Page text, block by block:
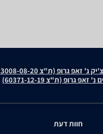
גרופ (ת"צ 23008-08-20)
גרופ (ת"צ 60371-12-19)
חוות דעת